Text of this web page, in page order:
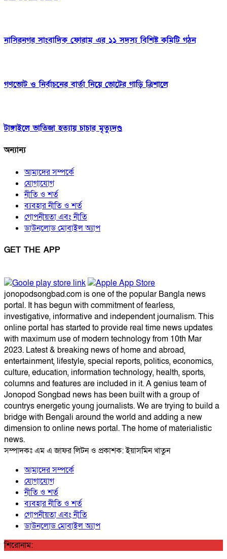
নাসিরনগর সাংবাদিক ফোরাম এর ১১ সদস্য বিশিষ্ট কমিটি গঠন
গণভোট ও নির্বাচনের বার্তা নিয়ে ভোটের গাড়ি ত্রিশালে
টাঙ্গাইলে ভাতিজা হত্যায় চাচার মৃত্যুদণ্ড
অন্যান্য
আমাদের সম্পর্কে
যোগাযোগ
নীতি ও শর্ত
ব্যবহার নীতি ও শর্ত
গোপনীয়তা এবং নীতি
ডাউনলোড মোবাইল অ্যাপ
GET THE APP
jonopodsongbad.com is one of the popular Bangla news
portal. It has begun with commitment of fearless,
investigative, informative and independent journalism. This
online portal has started to provide real time news updates
with maximum use of modern technology from 10th Mar
2023. Latest & breaking news of home and abroad,
entertainment, lifestyle, special reports, politics, economics,
culture, education, information technology, health, sports,
columns and features are included in it. A genius team of
Jonopod Songbad news has been built with a group of
countrys energetic young journalists. We are trying to build a
bridge with Bengali around the world and adding a new
dimension to online news portal. The home of materialistic
news.
সম্পাদকঃ এম এ জাফর লিটন ও প্রকাশক: ইয়াসমিন খাতুন
আমাদের সম্পর্কে
যোগাযোগ
নীতি ও শর্ত
ব্যবহার নীতি ও শর্ত
গোপনীয়তা এবং নীতি
ডাউনলোড মোবাইল অ্যাপ
শিরোনাম: